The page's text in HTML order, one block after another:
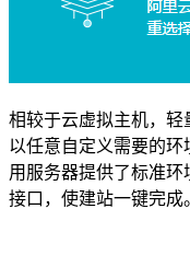
相较于云虚拟主机，
以任意自定义需要的环
用服务器提供了标准
接口，使建站一键完成